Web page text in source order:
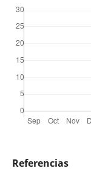
Referencias